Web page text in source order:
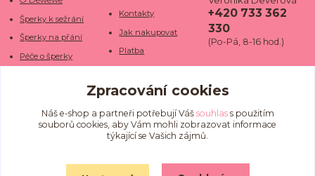
Šperky k sežrání
Šperky na přání
Péče o šperky
Kamenné obchody
Fotogalerie
Kontakty
Jak nakupovat
Platba
Doba dodání
Doprava
Obchodní podmínky
Ochrana osobních
+420 733 362
330
(Po-Pá, 8-16 hod.)
we.cz
Zpracování cookies
Náš e-shop a partneři potřebují Váš souhlass použitím
souborů cookies, aby Vám mohli zobrazovat informace
týkající se Vašich zájmů.